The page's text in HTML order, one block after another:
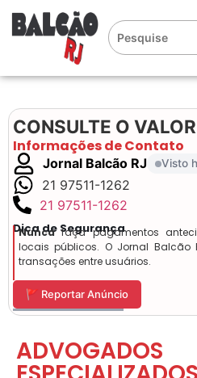
CONSULTE O VALOR
Informações de Contato
Jornal Balcão RJ Visto
21 97511-1262
21 97511-1262
Dica de Segurança
Nuncafaça pagamentos
locais públicos. O Jornal Balcão
transações entre usuários.
🚩 Reportar Anúncio
ADVOGADOS